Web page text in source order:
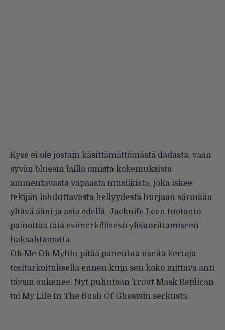
Kyse ei ole jostain käsittämättömästä dadasta, vaan
syvän bluesin lailla omista kokemuksista
ammentavasta vapaasta musiikista, joka iskee
tekijän lohduttavasta hellyydestä hurjaan särmään
yltävä ääni ja asia edellä. Jacknife Leen tuotanto
painottaa tätä esimerkillisesti ylisuorittamiseen
haksahtamatta.
Oh Me Oh Myhin pitää paneutua useita kertoja
tositarkoituksella ennen kuin sen koko mittava anti
täysin aukenee. Nyt puhutaan Trout Mask Replican
tai My Life In The Bush Of Ghostsin serkusta.